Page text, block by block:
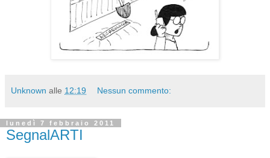
Unknown alle 12:19 Nessun commento:
lunedì 7 febbraio 2011
SegnalARTI